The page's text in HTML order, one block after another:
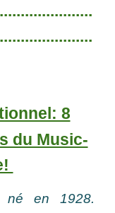
8
du Music-
en 1928.